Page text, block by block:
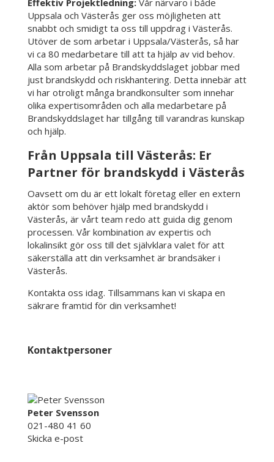
Effektiv Projektledning:Vår närvaro i både
Uppsala och Västerås ger oss möjligheten att
snabbt och smidigt ta oss till uppdrag i Västerås.
Utöver de som arbetar i Uppsala/Västerås, så har
vi ca 80 medarbetare till att ta hjälp av vid behov.
Alla som arbetar på Brandskyddslaget jobbar med
just brandskydd och riskhantering. Detta innebär att
vi har otroligt många brandkonsulter som innehar
olika expertisområden och alla medarbetare på
Brandskyddslaget har tillgång till varandras kunskap
och hjälp.
Från Uppsala till Västerås: Er
Partner för brandskydd i Västerås
Oavsett om du är ett lokalt företag eller en extern
aktör som behöver hjälp med brandskydd i
Västerås, är vårt team redo att guida dig genom
processen. Vår kombination av expertis och
lokalinsikt gör oss till det självklara valet för att
säkerställa att din verksamhet är brandsäker i
Västerås.
Kontakta oss idag. Tillsammans kan vi skapa en
säkrare framtid för din verksamhet!
Kontaktpersoner
Peter Svensson
021-480 41 60
Skicka e-post